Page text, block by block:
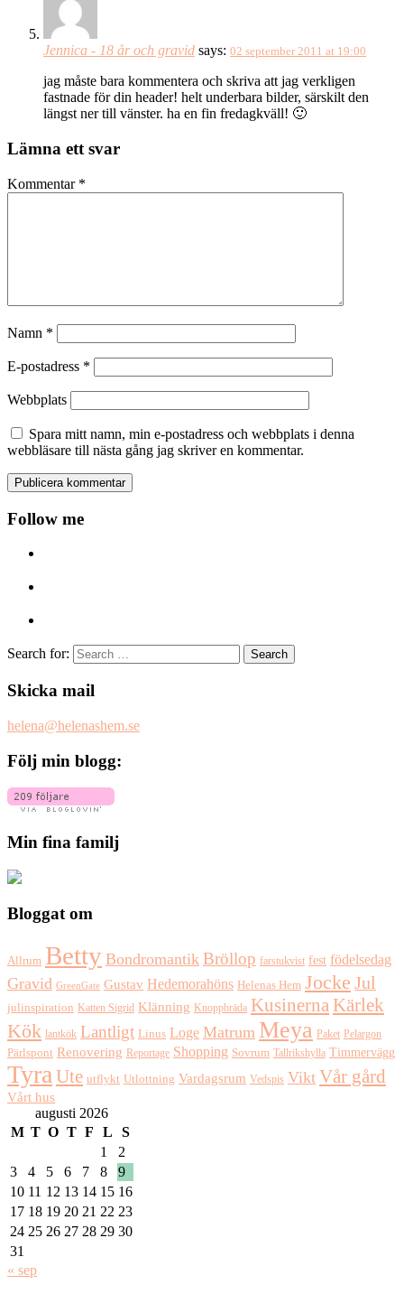
Jennica - 18 år och gravid says: 02 september 2011 at 19:00
jag måste bara kommentera och skriva att jag verkligen
fastnade för din header! helt underbara bilder, särskilt den
längst ner till vänster. ha en fin fredagkväll! 🙂
Lämna ett svar
Kommentar *
Namn *
E-postadress *
Webbplats
Spara mitt namn, min e-postadress och webbplats i denna
webbläsare till nästa gång jag skriver en kommentar.
Follow me
Search for:
Skicka mail
helena@helenashem.se
Följ min blogg:
Min fina familj
Bloggat om
Allrum Betty Bondromantik Bröllop farstukvist fest födelsedag
Gravid GreenGate Gustav Hedemorahöns Helenas Hem Jocke Jul
julinspiration Katten Sigrid Klänning Knoppbräda KusinernaKärlek
Kök lantkök Lantligt Linus Loge Matrum Meya Paket Pelargon
Pärlspont Renovering Reportage Shopping Sovrum Tallrikshylla Timmervägg
Tyra Ute utflykt Utlottning Vardagsrum Vedspis Vikt Vår gård
Vårt hus
augusti 2026
M T O T F L
S
1
2
3
4 5 6 7 8
9
10 11 12 13 14 15 16
17 18 19 20 21 22 23
24 25 26 27 28 29 30
31
« sep